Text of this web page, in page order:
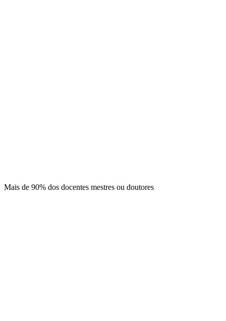
Mais de 90% dos docentes mestres ou doutores